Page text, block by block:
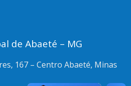
de Abaeté – MG
167 – Centro Abaeté, Minas